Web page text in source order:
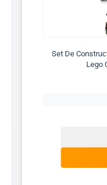
Set De
Lego